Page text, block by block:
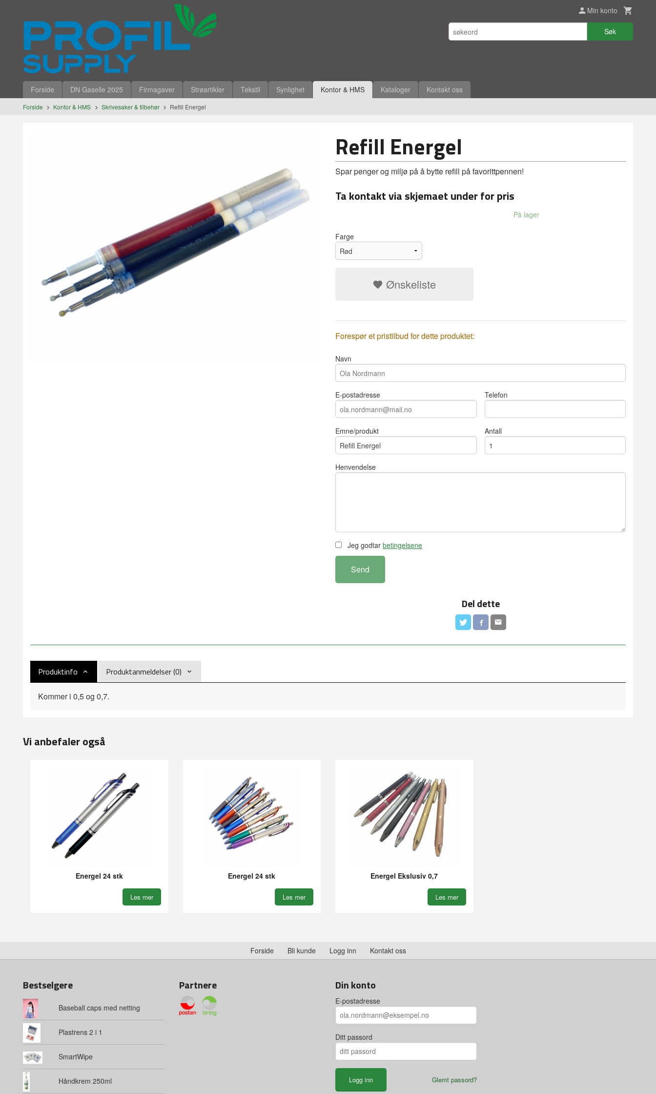
innholdet
Min konto
Søk
Produkter
Forside DN Gaselle 2025 Firmagaver Strøartikler Tekstil Synlighet Kontor & HMS Kataloger Kontakt oss
Forside Kontor & HMS Skrivesaker & tilbehør Refill Energel
Refill Energel
Spar penger og miljø på å bytte refill på favorittpennen!
Ta kontakt via skjemaet under for pris
På lager
Farge
Ønskeliste
Forespør et pristilbud for dette produktet:
Navn
E-postadresse Telefon
Emne/produkt Antall
Henvendelse
Jeg godtar betingelsene
Send
Del dette
Produktinfo Produktanmeldelser (0)
Kommer i 0,5 og 0,7.
Vi anbefaler også
Energel 24 stk
Les mer
Energel 24 stk
Les mer
Energel Ekslusiv 0,7
Les mer
Forside Bli kunde Logg inn Kontakt oss
Bestselgere
Baseball caps med netting
Plastrens 2 i 1
SmartWipe
Håndkrem 250ml
Partnere Din konto
E-postadresse
Ditt passord
Glemt passord?